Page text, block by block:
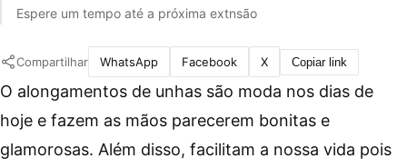
Espere um tempo até a próxima extnsão
Compartilhar WhatsApp Facebook X Copiar link
O alongamentos de unhas são moda nos dias de
hoje e fazem as mãos parecerem bonitas e
glamorosas. Além disso, facilitam a nossa vida pois